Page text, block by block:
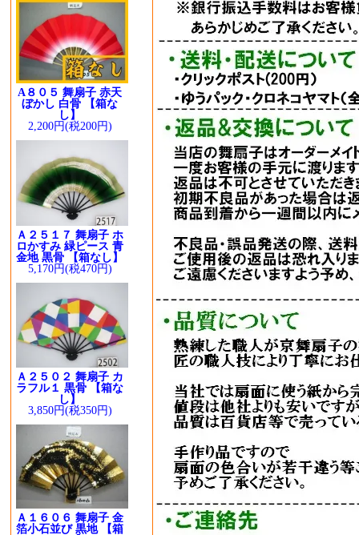
A８０５ 舞扇子 赤天
ぼかし 白骨 【箱な
し】
2,200円(税200円)
Ａ２５１７ 舞扇子 ホ
ロかすみ 緑ピース 青
金地 黒骨 【箱なし】
5,170円(税470円)
Ａ２５０２ 舞扇子 カ
ラフル１ 黒骨 【箱な
し】
3,850円(税350円)
Ａ１６０６ 舞扇子 金
箔小石並び 黒地 【箱